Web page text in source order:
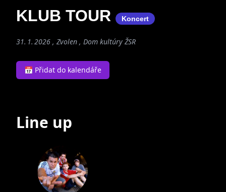
KLUB TOUR
Koncert
31. 1. 2026 , Zvolen , Dom kultúry ŽSR
📅 Přidat do kalendáře
Line up